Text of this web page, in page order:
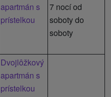
apartmán s
prístelkou
7 nocí od
soboty do
soboty
Dvojlôžkový
apartmán s
prístelkou